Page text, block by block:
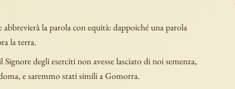
la parola con equità: dappoiché una parola
la terra.
Signore degli eserciti non avesse lasciato di noi semenza,
e saremmo stati simili a Gomorra.